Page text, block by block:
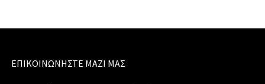
ΕΠΙΚΟΙΝΩΝΉΣΤΕ ΜΑΖΊ ΜΑΣ